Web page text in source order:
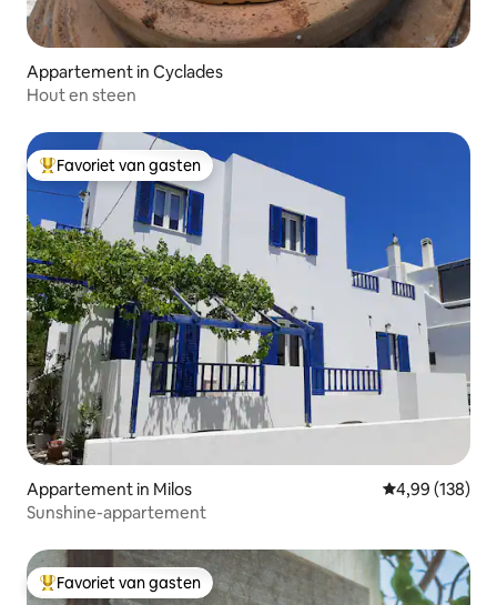
Appartement in Cyclades
Hout en steen
Topfavoriet van gasten
Favoriet van gasten
Appartement in Milos Gemiddelde
4,99 (138)
Sunshine-appartement
Topfavoriet van gasten
Favoriet van gasten